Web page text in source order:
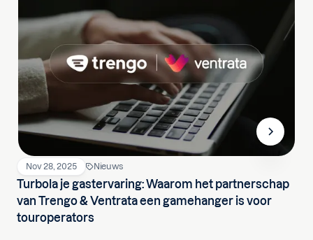
Nov 28, 2025 Nieuws
Turbola je gastervaring: Waarom het partnerschap
van Trengo & Ventrata een gamehanger is voor
touroperators